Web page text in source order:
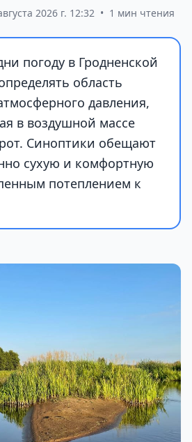
2026 г. 12:32 • 1 мин чтения
погоду в Гродненской
область
давления,
в воздушной массе
Синоптики обещают
сухую и комфортную
потеплением к